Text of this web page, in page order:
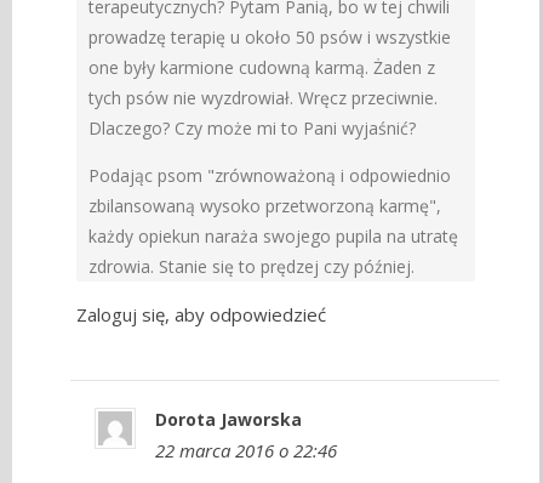
terapeutycznych? Pytam Panią, bo w tej chwili
prowadzę terapię u około 50 psów i wszystkie
one były karmione cudowną karmą. Żaden z
tych psów nie wyzdrowiał. Wręcz przeciwnie.
Dlaczego? Czy może mi to Pani wyjaśnić?
Podając psom "zrównoważoną i odpowiednio
zbilansowaną wysoko przetworzoną karmę",
każdy opiekun naraża swojego pupila na utratę
zdrowia. Stanie się to prędzej czy później.
Zaloguj się, aby odpowiedzieć
Dorota Jaworska
22 marca 2016 o 22:46